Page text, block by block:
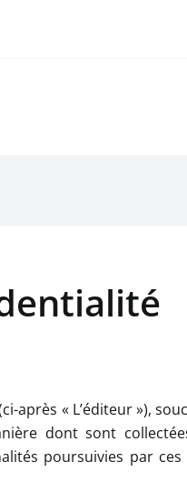
après « L’éditeur »),
dont sont
poursuivies par